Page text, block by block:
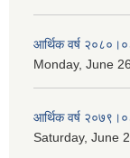
आर्थिक वर्ष
Monday, June
आर्थिक वर्ष
Saturday, June